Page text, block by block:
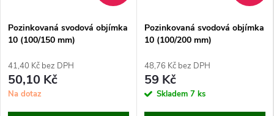
Pozinkovaná svodová objímka
10 (100/150 mm)
41,40 Kč bez DPH
50,10 Kč
Na dotaz
Pozinkovaná svodová objímka
10 (100/200 mm)
48,76 Kč bez DPH
59 Kč
Skladem 7 ks